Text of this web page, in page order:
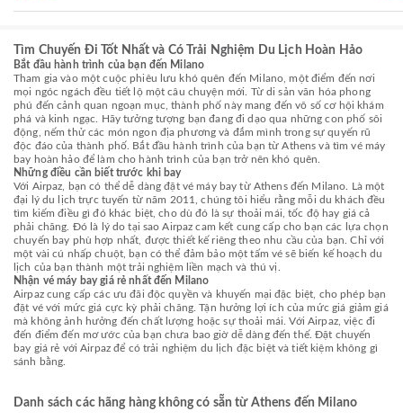
Tìm Chuyến Đi Tốt Nhất và Có Trải Nghiệm Du Lịch Hoàn Hảo
Bắt đầu hành trình của bạn đến Milano
Tham gia vào một cuộc phiêu lưu khó quên đến Milano, một điểm đến nơi
mọi ngóc ngách đều tiết lộ một câu chuyện mới. Từ di sản văn hóa phong
phú đến cảnh quan ngoạn mục, thành phố này mang đến vô số cơ hội khám
phá và kinh ngạc. Hãy tưởng tượng bạn đang đi dạo qua những con phố sôi
động, nếm thử các món ngon địa phương và đắm mình trong sự quyến rũ
độc đáo của thành phố. Bắt đầu hành trình của bạn từ Athens và tìm vé máy
bay hoàn hảo để làm cho hành trình của bạn trở nên khó quên.
Những điều cần biết trước khi bay
Với Airpaz, bạn có thể dễ dàng đặt vé máy bay từ Athens đến Milano. Là một
đại lý du lịch trực tuyến từ năm 2011, chúng tôi hiểu rằng mỗi du khách đều
tìm kiếm điều gì đó khác biệt, cho dù đó là sự thoải mái, tốc độ hay giá cả
phải chăng. Đó là lý do tại sao Airpaz cam kết cung cấp cho bạn các lựa chọn
chuyến bay phù hợp nhất, được thiết kế riêng theo nhu cầu của bạn. Chỉ với
một vài cú nhấp chuột, bạn có thể đảm bảo một tấm vé sẽ biến kế hoạch du
lịch của bạn thành một trải nghiệm liền mạch và thú vị.
Nhận vé máy bay giá rẻ nhất đến Milano
Airpaz cung cấp các ưu đãi độc quyền và khuyến mại đặc biệt, cho phép bạn
đặt vé với mức giá cực kỳ phải chăng. Tận hưởng lợi ích của mức giá giảm giá
mà không ảnh hưởng đến chất lượng hoặc sự thoải mái. Với Airpaz, việc đi
đến điểm đến mơ ước của bạn chưa bao giờ dễ dàng đến thế. Đặt chuyến
bay giá rẻ với Airpaz để có trải nghiệm du lịch đặc biệt và tiết kiệm không gì
sánh bằng.
Danh sách các hãng hàng không có sẵn từ Athens đến Milano